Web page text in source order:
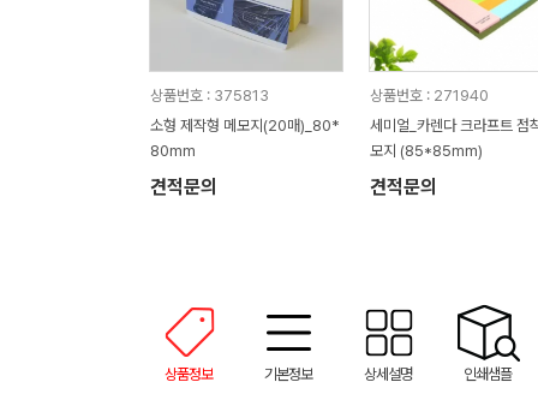
상품번호 : 375813
소형 제작형 메모지(20매)_80*
80mm
견적문의
상품번호 : 271940
세미얼_카렌다 크라프트 점
모지 (85*85mm)
견적문의
상품정보 기본정보 상세설명 인쇄샘플